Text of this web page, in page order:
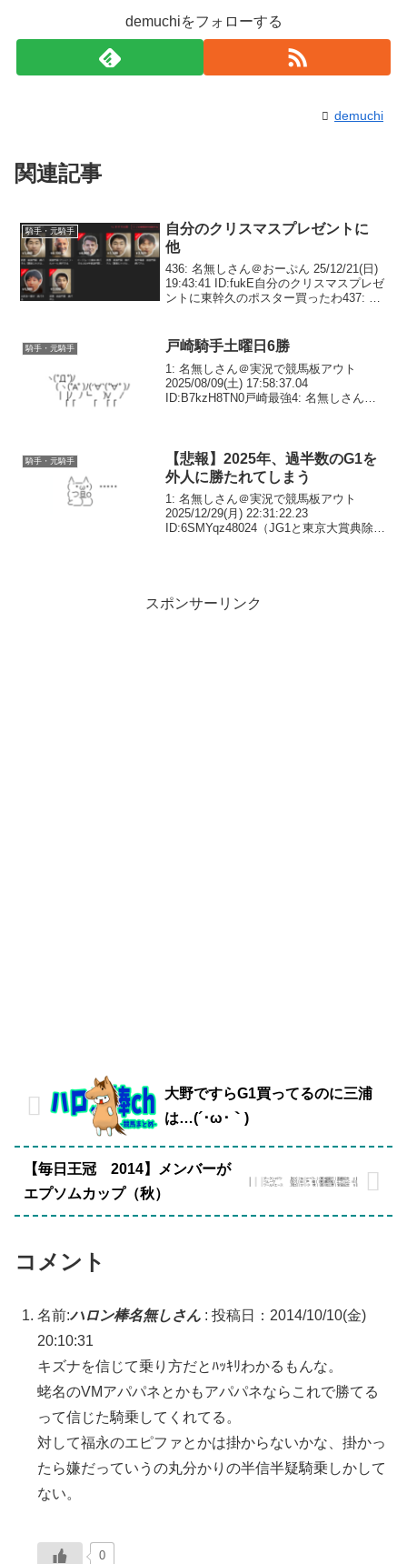
demuchiをフォローする
demuchi
関連記事
騎手・元騎手
自分のクリスマスプレゼントに
他
436: 名無しさん＠おーぷん 25/12/21(日)
19:43:41 ID:fukE自分のクリスマスプレゼ
ントに東幹久のポスター買ったわ437: 名
騎手・元騎手 戸崎騎手土曜日6勝
1: 名無しさん＠実況で競馬板アウト
2025/08/09(土) 17:58:37.04
ID:B7kzH8TN0戸崎最強4: 名無しさん＠
騎手・元騎手
【悲報】2025年、過半数のG1を
外人に勝たれてしまう
1: 名無しさん＠実況で競馬板アウト
2025/12/29(月) 22:31:22.23
ID:6SMYqz48024（JG1と東京大賞典除
スポンサーリンク
大野ですらG1買ってるのに三浦
は…(´･ω･｀)
【毎日王冠 2014】メンバーが
エプソムカップ（秋）
コメント
名前:ハロン棒名無しさん : 投稿日：2014/10/10(金)
20:10:31
キズナを信じて乗り方だとﾊｯｷﾘわかるもんな。
蛯名のVMアパパネとかもアパパネならこれで勝てる
って信じた騎乗してくれてる。
対して福永のエピファとかは掛からないかな、掛かっ
たら嫌だっていうの丸分かりの半信半疑騎乗しかして
ない。
0